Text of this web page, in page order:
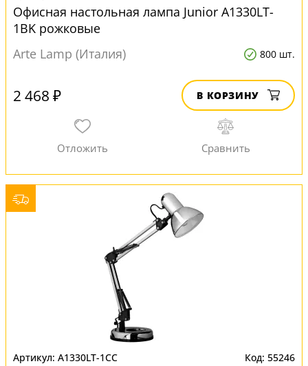
Офисная настольная лампа Junior A1330LT-
1BK рожковые
Arte Lamp (Италия)
800 шт.
2 468 ₽ В КОРЗИНУ
A1330LT-1CC 55246